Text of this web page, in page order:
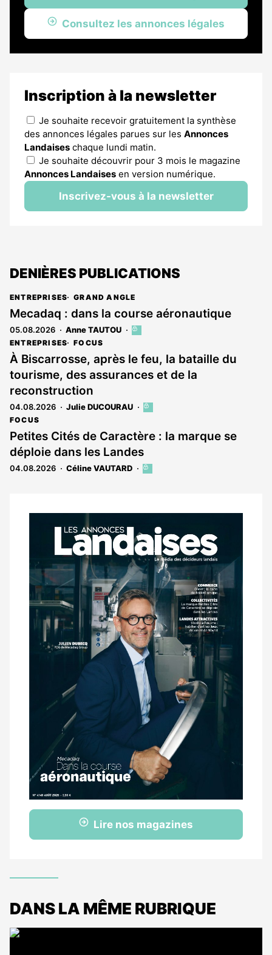
Consultez les annonces légales
Inscription à la newsletter
Je souhaite recevoir gratuitement la synthèse
des annonces légales parues sur les Annonces
Landaises chaque lundi matin.
Je souhaite découvrir pour 3 mois le magazine
Annonces Landaises en version numérique.
Inscrivez-vous à la newsletter
DENIÈRES PUBLICATIONS
ENTREPRISES GRAND ANGLE
Mecadaq : dans la course aéronautique
05.08.2026 Anne TAUTOU
Cet
est
réservé
aux
ENTREPRISES FOCUS
À Biscarrosse, après le feu, la bataille du
tourisme, des assurances et de la
reconstruction
04.08.2026 Julie DUCOURAU
Cet
réservé
aux
abonnés
FOCUS
Petites Cités de Caractère : la marque se
déploie dans les Landes
04.08.2026 Céline VAUTARD
Cet
aux
abonnés
Notre
dernier
magazine
Lire nos magazines
DANS LA MÊME RUBRIQUE